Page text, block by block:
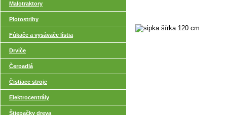
Malotraktory
Plotostrihy
Fúkače a vysávače lístia
Drviče
Čerpadlá
Čistiace stroje
Elektrocentrály
Štiepačky dreva
šírka 120 cm